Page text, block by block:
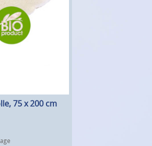
75 x 200 cm